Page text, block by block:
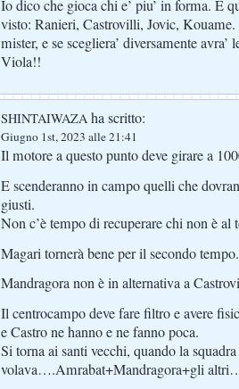
Io dico che gioca chi e’ piu’ in forma. E
visto: Ranieri, Castrovilli, Jovic,
mister, e se scegliera’ diversamente
Viola!!
SHINTAIWAZA ha scritto:
Giugno 1st, 2023 alle 21:41
Il motore a questo punto deve girare a
E scenderanno in campo quelli che
giusti.
Non c’è tempo di recuperare chi non è al
Magari tornerà bene per il secondo tempo.
Mandragora non è in alternativa a
Il centrocampo deve fare filtro e avere
e Castro ne hanno e ne fanno poca.
Si torna ai santi vecchi, quando la squadra
volava….Amrabat+Mandragora+gli